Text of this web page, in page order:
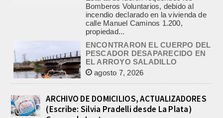
ENCONTRARON EL CUERPO DEL
PESCADOR DESAPARECIDO EN
EL ARROYO SALADILLO
agosto 7, 2026
Un helicóptero que participaba de la
búsqueda, encontró hoy el cuerpo sin
vida de la persona que se buscaba
en...
BASQUET, CADETES. ATHLETIC
JUEGA EL FEDERAL TRAS UN
TRIUNFO NOTABLE ANTE
GIMNASIA
ARCHIVO DE DOMICILIOS, ACTUALIZADORES
(Escribe: Silvia Pradelli desde La Plata)